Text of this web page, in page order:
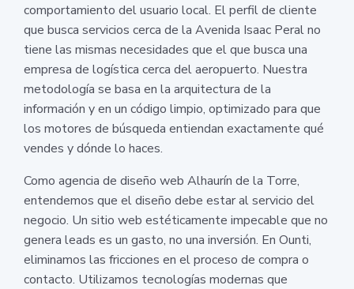
comportamiento del usuario local. El perfil de cliente
que busca servicios cerca de la Avenida Isaac Peral no
tiene las mismas necesidades que el que busca una
empresa de logística cerca del aeropuerto. Nuestra
metodología se basa en la arquitectura de la
información y en un código limpio, optimizado para que
los motores de búsqueda entiendan exactamente qué
vendes y dónde lo haces.
Como agencia de diseño web Alhaurín de la Torre,
entendemos que el diseño debe estar al servicio del
negocio. Un sitio web estéticamente impecable que no
genera leads es un gasto, no una inversión. En Ounti,
eliminamos las fricciones en el proceso de compra o
contacto. Utilizamos tecnologías modernas que